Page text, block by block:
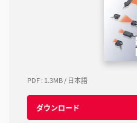
PDF: 1.3MB/ 日本語
ダウンロード